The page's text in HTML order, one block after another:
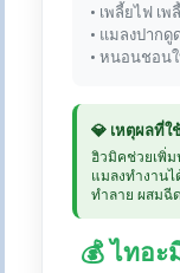
• เพลี้ยไฟ เ
• แมลงปาก
• หนอนชอน
💎 เหตุผลที่
ฮิวมิคช่วยเพิ่
แมลงทำงาน
ทำลาย ผสมฉี
💰 ไทอ